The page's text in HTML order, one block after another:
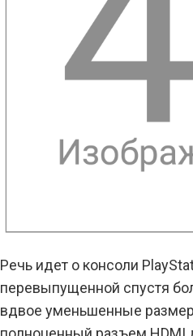
Речь идет о консоли
перевыпущенной спустя
вдвое уменьшенные